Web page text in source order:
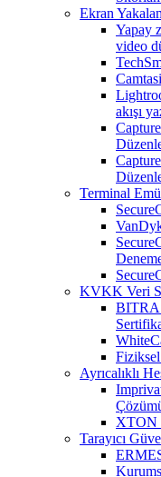
Ekran
Yapay
video
akışı
Terminal
KVKK Veri
Ayrıcalıklı
XTON
Tarayıcı